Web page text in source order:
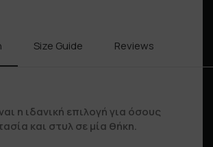
Size Guide Reviews
η ιδανική επιλογή για όσους
και στυλ σε μία θήκη.